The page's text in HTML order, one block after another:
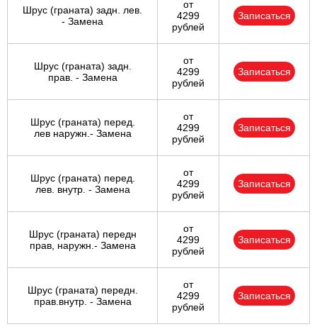
Шрус (граната) задн. лев.
- Замена
от
4299
рублей
Записаться
Шрус (граната) задн.
прав. - Замена
от
4299
рублей
Записаться
Шрус (граната) перед.
лев наружн.- Замена
от
4299
рублей
Записаться
Шрус (граната) перед.
лев. внутр. - Замена
от
4299
рублей
Записаться
Шрус (граната) передн
прав, наружн.- Замена
от
4299
рублей
Записаться
Шрус (граната) передн.
прав.внутр. - Замена
от
4299
рублей
Записаться